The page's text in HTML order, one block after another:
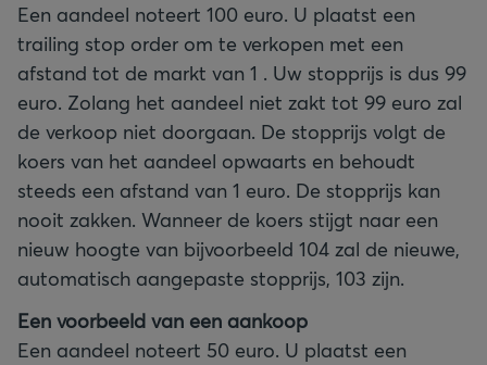
Een aandeel noteert 100 euro. U plaatst een
trailing stop order om te verkopen met een
afstand tot de markt van 1 . Uw stopprijs is dus 99
euro. Zolang het aandeel niet zakt tot 99 euro zal
de verkoop niet doorgaan. De stopprijs volgt de
koers van het aandeel opwaarts en behoudt
steeds een afstand van 1 euro. De stopprijs kan
nooit zakken. Wanneer de koers stijgt naar een
nieuw hoogte van bijvoorbeeld 104 zal de nieuwe,
automatisch aangepaste stopprijs, 103 zijn.
Een voorbeeld van een aankoop
Een aandeel noteert 50 euro. U plaatst een